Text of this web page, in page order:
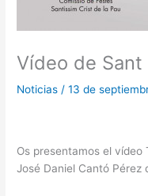
Vídeo de
Noticias /13 de
Os presentamos el vídeo
José Daniel Cantó Pérez